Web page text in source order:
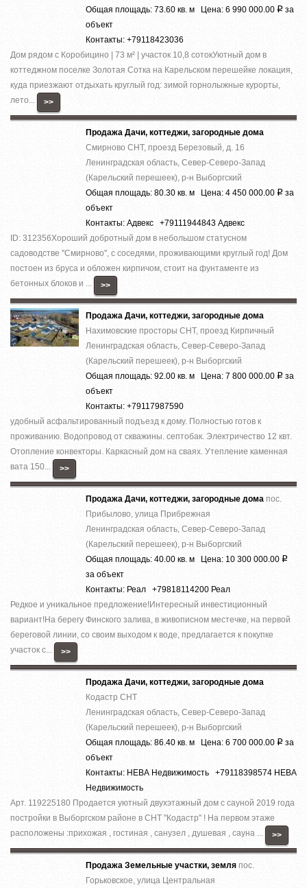
Общая площадь: 73.60 кв. м Цена: 6 990 000.00 Р за
объект
Контакты: +79118423036
Дом рядом с Коробицино | 73 м² | участок 10,8 сотокУютный дом в
коттеджном поселке Золотая Сотка на Карельском перешейке локация,
куда приезжают отдыхать круглый год: зимой горнолыжные курорты,
лето...
>>
Продажа Дачи, коттеджи, загородные дома
Смирново СНТ, проезд Березовый, д. 16
Ленинградская область, Север-Северо-Запад
(Карельский перешеек), р-н Выборгский
Общая площадь: 80.30 кв. м Цена: 4 450 000.00 Р за
объект
Контакты: Адвекс +79111944843 Адвекс
ID: 312356Хороший добротный дом в небольшом статусном
садоводстве ''Смирново'', с соседями, проживающими круглый год! Дом
постоен из бруса и обложен кирпичом, стоит на фунтаменте из
бетонных блоков и ...
>>
Продажа Дачи, коттеджи, загородные дома
Нахимовские просторы СНТ, проезд Кирпичный
Ленинградская область, Север-Северо-Запад
(Карельский перешеек), р-н Выборгский
Общая площадь: 92.00 кв. м Цена: 7 800 000.00 Р за
объект
Контакты: +79117987590
удобный асфальтированный подъезд к дому. Полностью готов к
проживанию. Водопровод от скважины. септобак. Электричество 12 квт.
Отопление конвекторы. Каркасный дом на сваях. Утепление каменная
вата 150...
>>
Продажа Дачи, коттеджи, загородные дома пос.
Прибылово, улица Прибрежная
Ленинградская область, Север-Северо-Запад
(Карельский перешеек), р-н Выборгский
Общая площадь: 40.00 кв. м Цена: 10 300 000.00 Р
за объект
Контакты: Реал +79818114200 Реал
Редкое и уникальное предложение!Интересный инвестиционный
вариант!На берегу Финского залива, в живописном местечке, на первой
береговой линии, со своим выходом к воде, предлагается к покупке
участок с...
>>
Продажа Дачи, коттеджи, загородные дома
Кодастр СНТ
Ленинградская область, Север-Северо-Запад
(Карельский перешеек), р-н Выборгский
Общая площадь: 86.40 кв. м Цена: 6 700 000.00 Р за
объект
Контакты: НЕВА Недвижимость +79118398574 НЕВА
Недвижимость
Арт. 119225180 Продается уютный двухэтажный дом с сауной 2019 года
постройки в Выборгском районе в СНТ ''Кодастр'' ! На первом этаже
расположены :прихожая , гостиная , санузел , душевая , сауна ...
>>
Продажа Земельные участки, земля пос.
Горьковское, улица Центральная